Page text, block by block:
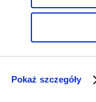
Pokaż szczegóły